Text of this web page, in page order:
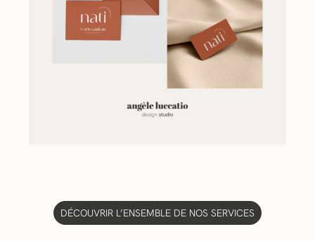
DÉCOUVRIR L’ENSEMBLE DE NOS SERVICES